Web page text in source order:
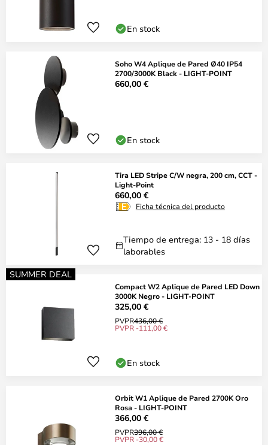
En stock
Soho W4 Aplique de Pared Ø40 IP54
2700/3000K Black - LIGHT-POINT
660,00 €
En stock
Tira LED Stripe C/W negra, 200 cm, CCT -
Light-Point
660,00 €
Ficha técnica del producto
Tiempo de entrega: 13 - 18 días
laborables
SUMMER DEAL
Compact W2 Aplique de Pared LED Down
3000K Negro - LIGHT-POINT
325,00 €
PVPR436,00 €
PVPR -111,00 €
En stock
Orbit W1 Aplique de Pared 2700K Oro
Rosa - LIGHT-POINT
366,00 €
PVPR396,00 €
PVPR -30,00 €